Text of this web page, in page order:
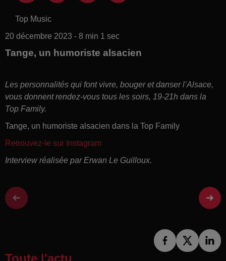
Top Music
20 décembre 2023 - 8 min 1 sec
Tange, un humoriste alsacien
Les personnalités qui font vivre, bouger et danser l’Alsace,
vous donnent rendez-vous tous les soirs, 19-21h dans la
Top Family.
Tange, un humoriste alsacien dans la Top Family
Retrouvez-le sur Instagram
Interview réalisée par Erwan Le Guilloux.
Toute l'actu